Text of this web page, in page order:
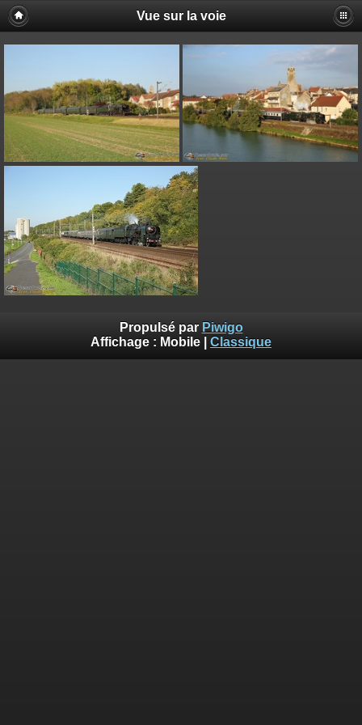
Vue sur la voie
Propulsé par Piwigo
Affichage : Mobile Classique